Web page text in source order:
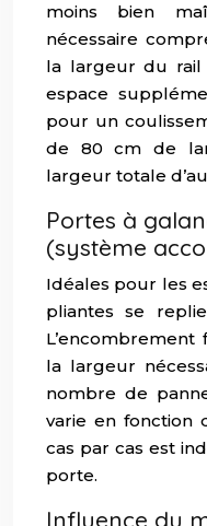
moins bien
nécessaire
la largeur du rail
espace
pour un
de 80 cm de
largeur totale
Portes à
(système
Idéales pour les
pliantes se
L’encombrement
la largeur
nombre de
varie en fonction
cas par cas est
porte.
Influence du